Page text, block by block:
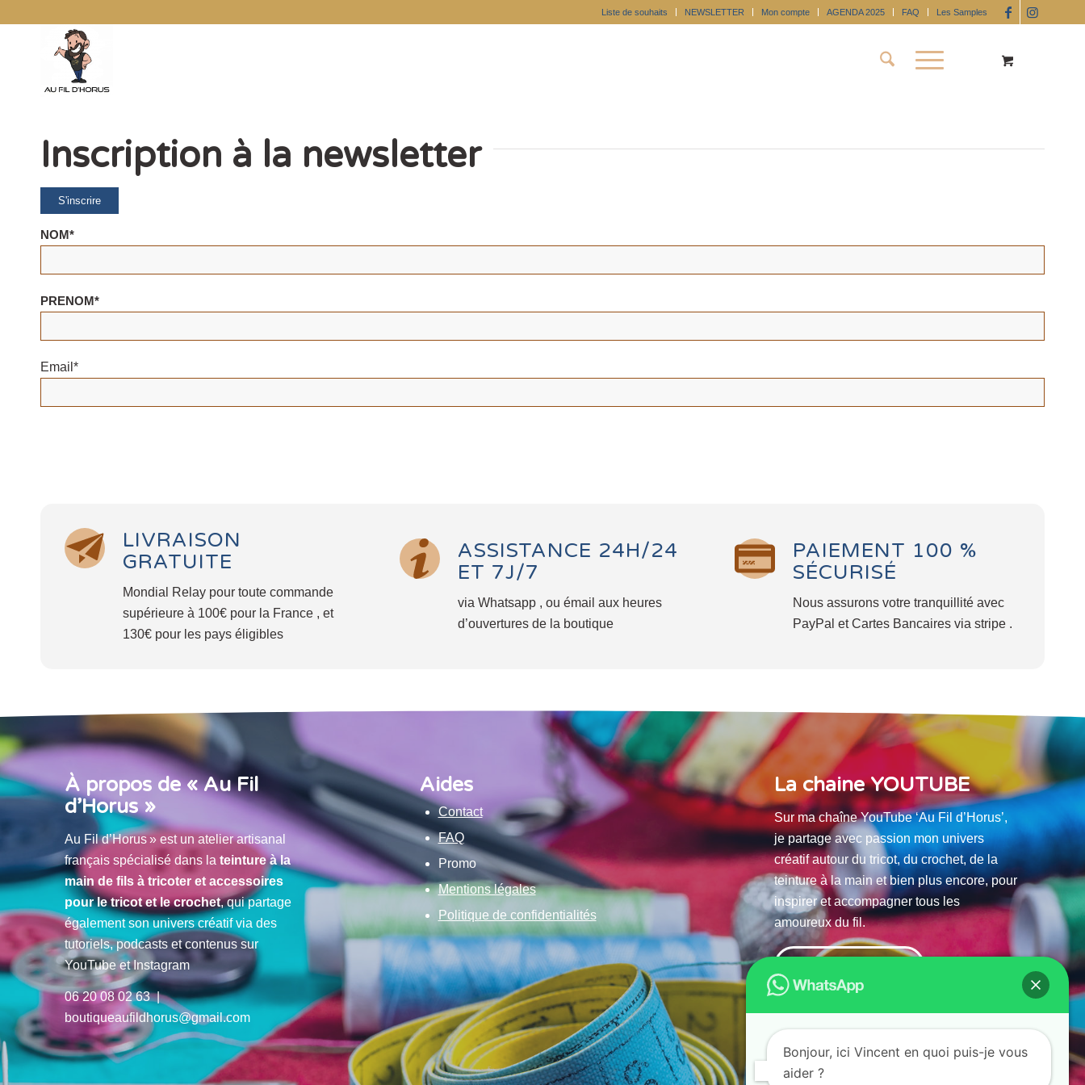
Liste de souhaits NEWSLETTER Mon compte AGENDA 2025 FAQ Les Samples
Inscription à la newsletter
NOM*
PRENOM*
Email*
LIVRAISON
GRATUITE
Mondial Relay pour toute commande
supérieure à 100€ pour la France , et
130€ pour les pays éligibles
ASSISTANCE 24H/24
ET 7J/7
via Whatsapp , ou émail aux heures
d’ouvertures de la boutique
PAIEMENT 100 %
SÉCURISÉ
Nous assurons votre tranquillité avec
PayPal et Cartes Bancaires via stripe .
À propos de « Au Fil
d’Horus »
Au Fil d’Horus » est un atelier artisanal
français spécialisé dans la teinture à la
main de fils à tricoter et accessoires
pour le tricot et le crochet, qui partage
également son univers créatif via des
tutoriels, podcasts et contenus sur
YouTube et Instagram
06 20 08 02 63 |
boutiqueaufildhorus@gmail.com
Aides
Contact
FAQ
Promo
Mentions légales
Politique de confidentialités
La chaine YOUTUBE
Sur ma chaîne YouTube ‘Au Fil d’Horus’,
je partage avec passion mon univers
créatif autour du tricot, du crochet, de la
teinture à la main et bien plus encore, pour
inspirer et accompagner tous les
amoureux du fil.
Bonjour, ici Vincent en quoi puis-je vous
aider ?